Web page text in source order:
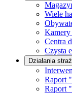
Wiele
Centra
Czysta
Działania
Raport
Raport